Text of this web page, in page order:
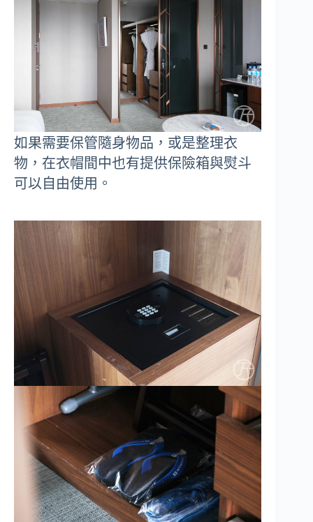
如果需要保管隨身物品，或是整理衣
物，在衣帽間中也有提供保險箱與熨斗
可以自由使用。